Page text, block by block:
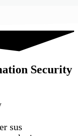
Security
sus